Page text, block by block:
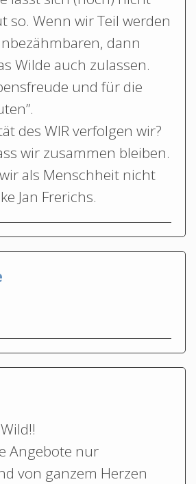
so. Wenn wir Teil werden
dann
Wilde auch zulassen.
und für die
des WIR verfolgen wir?
wir zusammen bleiben.
als Menschheit nicht
Jan Frerichs.
Angebote nur
von ganzem Herzen